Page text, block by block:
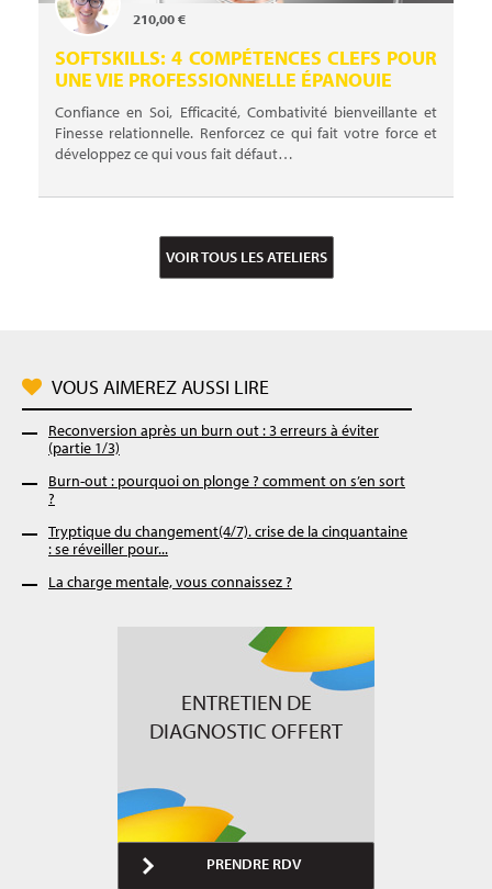
210,00 €
SOFTSKILLS: 4 COMPÉTENCES CLEFS POUR
UNE VIE PROFESSIONNELLE ÉPANOUIE
Confiance en Soi, Efficacité, Combativité bienveillante et
Finesse relationnelle. Renforcez ce qui fait votre force et
développez ce qui vous fait défaut…
VOIR TOUS LES ATELIERS
VOUS AIMEREZ AUSSI LIRE
Reconversion après un burn out : 3 erreurs à éviter
(partie 1/3)
Burn-out : pourquoi on plonge ? comment on s’en sort
?
Tryptique du changement(4/7). crise de la cinquantaine
: se réveiller pour...
La charge mentale, vous connaissez ?
ENTRETIEN DE
DIAGNOSTIC OFFERT
PRENDRE RDV